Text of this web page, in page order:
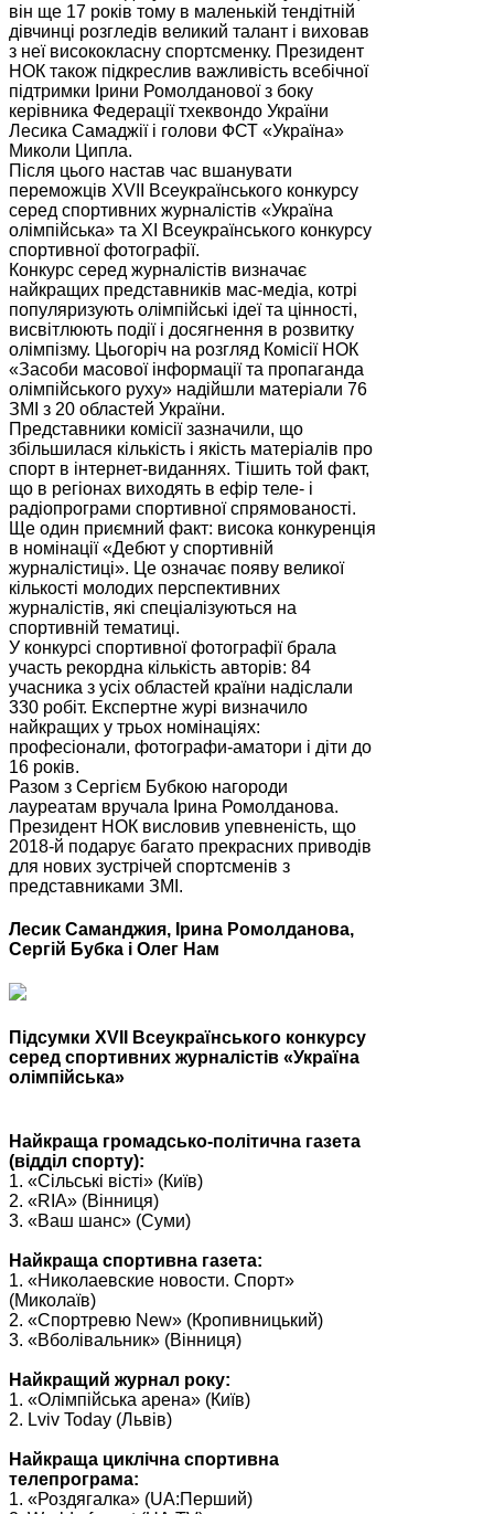
він ще 17 років тому в маленькій тендітній
дівчинці розгледів великий талант і виховав
з неї висококласну спортсменку. Президент
НОК також підкреслив важливість всебічної
підтримки Ірини Ромолданової з боку
керівника Федерації тхеквондо України
Лесика Самаджії і голови ФСТ «Україна»
Миколи Ципла.
Після цього настав час вшанувати
переможців ХVIІ Всеукраїнського конкурсу
серед спортивних журналістів «Україна
олімпійська» та XI Всеукраїнського конкурсу
спортивної фотографії.
Конкурс серед журналістів визначає
найкращих представників мас-медіа, котрі
популяризують олімпійські ідеї та цінності,
висвітлюють події і досягнення в розвитку
олімпізму. Цьогоріч на розгляд Комісії НОК
«Засоби масової інформації та пропаганда
олімпійського руху» надійшли матеріали 76
ЗМІ з 20 областей України.
Представники комісії зазначили, що
збільшилася кількість і якість матеріалів про
спорт в інтернет-виданнях. Тішить той факт,
що в регіонах виходять в ефір теле- і
радіопрограми спортивної спрямованості.
Ще один приємний факт: висока конкуренція
в номінації «Дебют у спортивній
журналістиці». Це означає появу великої
кількості молодих перспективних
журналістів, які спеціалізуються на
спортивній тематиці.
У конкурсі спортивної фотографії брала
участь рекордна кількість авторів: 84
учасника з усіх областей країни надіслали
330 робіт. Експертне журі визначило
найкращих у трьох номінаціях:
професіонали, фотографи-аматори і діти до
16 років.
Разом з Сергієм Бубкою нагороди
лауреатам вручала Ірина Ромолданова.
Президент НОК висловив упевненість, що
2018-й подарує багато прекрасних приводів
для нових зустрічей спортсменів з
представниками ЗМІ.
Лесик Саманджия, Ірина Ромолданова,
Сергій Бубка і Олег Нам
Підсумки ХVІІ Всеукраїнського конкурсу
серед спортивних журналістів «Україна
олімпійська»
Найкраща громадсько-політична газета
(відділ спорту):
1. «Сільські вісті» (Київ)
2. «RIA» (Вінниця)
3. «Ваш шанс» (Суми)
Найкраща спортивна газета:
1. «Николаевские новости. Спорт»
(Миколаїв)
2. «Спортревю New» (Кропивницький)
3. «Вболівальник» (Вінниця)
Найкращий журнал року:
1. «Олімпійська арена» (Київ)
2. Lviv Today (Львів)
Найкраща циклічна спортивна
телепрограма:
1. «Роздягалка» (UA:Перший)